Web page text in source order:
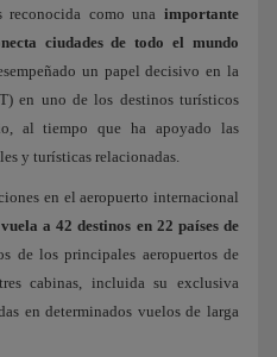
como una importante
ciudades de todo el mundo
un papel decisivo en la
en uno de los destinos turísticos
al tiempo que ha apoyado las
y turísticas relacionadas.
en el aeropuerto internacional
vuela a 42 destinos en 22 países de
de los principales aeropuertos de
cabinas, incluida su exclusiva
en determinados vuelos de larga